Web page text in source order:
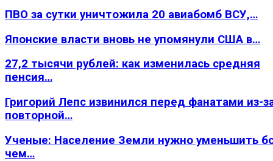
ПВО за сутки уничтожила 20 авиабомб ВСУ,…
Японские власти вновь не упомянули США в…
27,2 тысячи рублей: как изменилась средняя
пенсия…
Григорий Лепс извинился перед фанатами из-
повторной…
Ученые: Население Земли нужно уменьшить
чем…